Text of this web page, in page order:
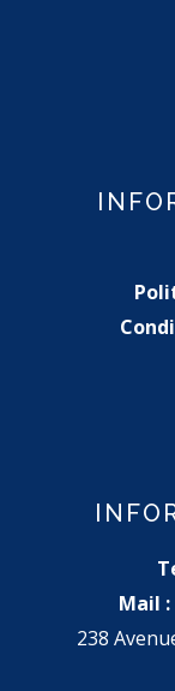
Mail :
238